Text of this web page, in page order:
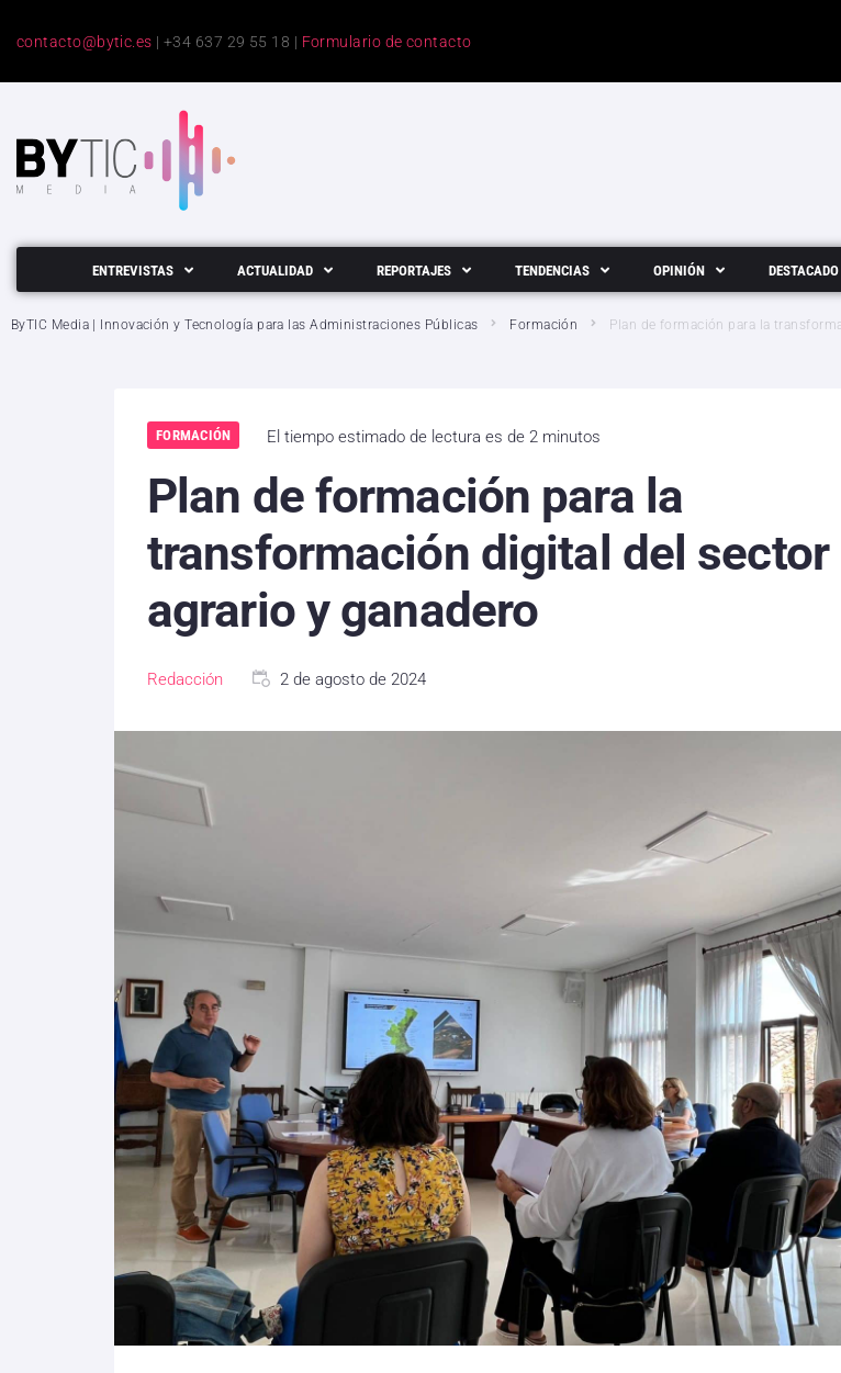
contacto@bytic.es | +34 637 29 55 18 | Formulario de contacto
ENTREVISTAS ACTUALIDAD REPORTAJES TENDENCIAS OPINIÓN DESTACADO
ByTIC Media | Innovación y Tecnología para las Administraciones Públicas Formación Plan de formación para la
FORMACIÓN El tiempo estimado de lectura es de 2 minutos
Plan de formación para la
transformación digital del sector
agrario y ganadero
Redacción 2 de agosto de 2024